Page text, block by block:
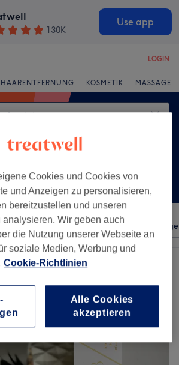
130K
Use app
LOGIN
HAARENTFERNUNG KOSMETIK MASSAGE
Beliebiger Preis Salons
Cookies und Cookies von
und Anzeigen zu personalisieren,
bereitzustellen und unseren
analysieren. Wir geben auch
die Nutzung unserer Webseite an
soziale Medien, Werbung und
Cookie-Richtlinien
Alle Cookies
akzeptieren